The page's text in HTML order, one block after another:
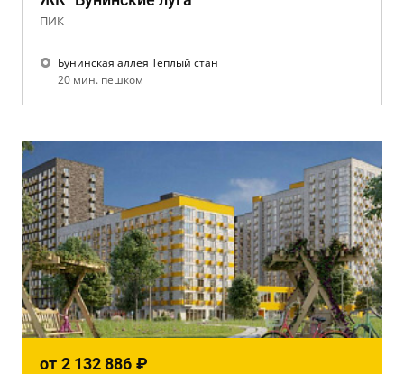
ПИК
Бунинская аллея Теплый стан
20 мин. пешком
от 2 132 886 ₽